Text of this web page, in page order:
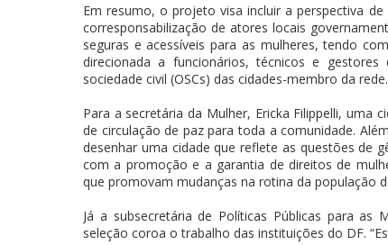
Em resumo, o projeto visa incluir a perspectiva
corresponsabilização de atores locais
seguras e acessíveis para as mulheres, tendo
direcionada a funcionários, técnicos e
sociedade civil (OSCs) das cidades-membro da rede.
Para a secretária da Mulher, Ericka Filippelli, uma
de circulação de paz para toda a comunidade.
desenhar uma cidade que reflete as questões de
com a promoção e a garantia de direitos de
que promovam mudanças na rotina da população
Já a subsecretária de Políticas Públicas para as
seleção coroa o trabalho das instituições do DF.